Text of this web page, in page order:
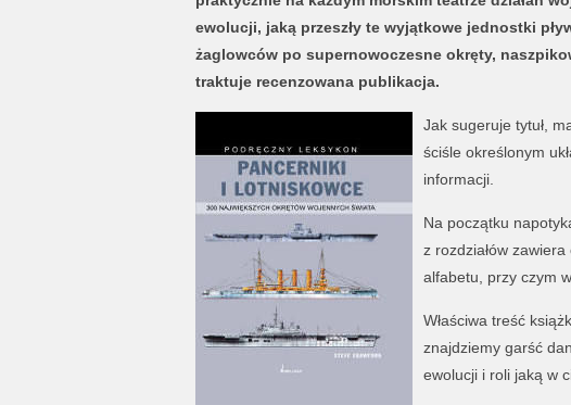
ewolucji, jaką przeszły te wyjątkowe jednostki
żaglowców po supernowoczesne okręty,
traktuje recenzowana publikacja.
Jak sugeruje tytuł,
ściśle określonym
informacji.
Na początku
z rozdziałów
alfabetu, przy czym
Właściwa treść
znajdziemy garść
ewolucji i roli jaką w